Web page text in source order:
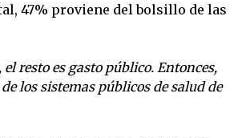
47% proviene del bolsillo de las
resto es gasto público. Entonces,
los sistemas públicos de salud de